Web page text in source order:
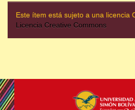
Este ítem está sujeto a una licencia
Licencia Creative Commons